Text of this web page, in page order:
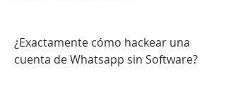
¿Exactamente cómo hackear una
cuenta de Whatsapp sin Software?